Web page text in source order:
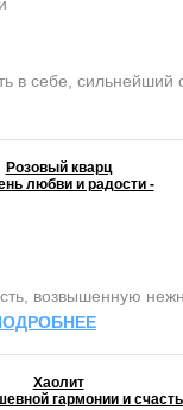
себе, сильнейший
Розовый кварц
любви и радости -
возвышенную
Хаолит
гармонии и